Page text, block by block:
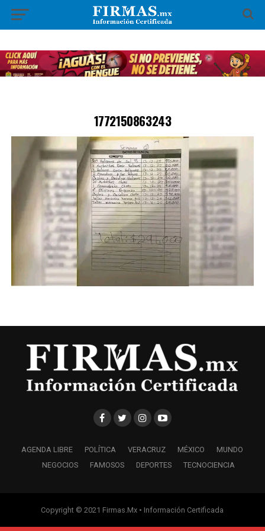
1772150863243
AGENDA LIBRE POLÍTICA VERACRUZ MÉXICO
MUNDO
NEGOCIOS
FAMOSOS DEPORTES TECNOCIENCIA
Copyright © 2021 Firmas.Mx • Información Certificada